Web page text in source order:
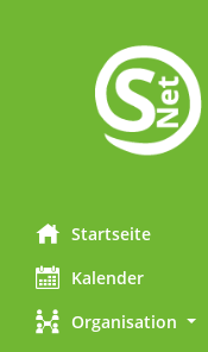
Startseite
Kalender
Organisation